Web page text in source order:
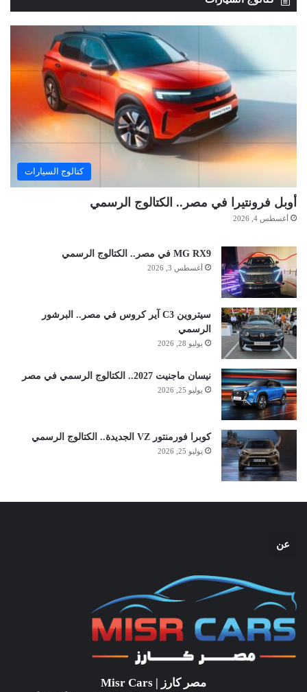
كتالوج السيارات
أوبل فرونتيرا في مصر.. الكتالوج الرسمي
أغسطس 4, 2026
MG RX9 في مصر.. الكتالوج الرسمي
أغسطس 3, 2026
سيتروين C3 آير كروس في مصر.. البرشور
الرسمي
يوليو 28, 2026
نيسان ماجنيت 2027.. الكتالوج الرسمي في مصر
يوليو 25, 2026
كوبرا فورمنتور VZ الجديدة.. الكتالوج الرسمي
يوليو 25, 2026
عن
مصر كارز | Misr Cars